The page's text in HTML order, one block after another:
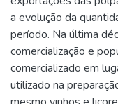
a evolução da
período. Na última
comercialização e
comercializado em
utilizado na